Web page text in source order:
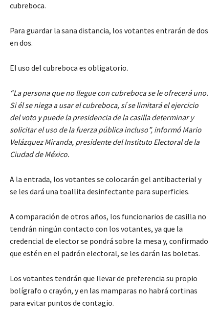
cubreboca.
Para guardar la sana distancia, los votantes entrarán de dos
en dos.
El uso del cubreboca es obligatorio.
“La persona que no llegue con cubreboca se le ofrecerá uno.
Si él se niega a usar el cubreboca, sí se limitará el ejercicio
del voto y puede la presidencia de la casilla determinar y
solicitar el uso de la fuerza pública incluso”, informó Mario
Velázquez Miranda, presidente del Instituto Electoral de la
Ciudad de México.
A la entrada, los votantes se colocarán gel antibacterial y
se les dará una toallita desinfectante para superficies.
A comparación de otros años, los funcionarios de casilla no
tendrán ningún contacto con los votantes, ya que la
credencial de elector se pondrá sobre la mesa y, confirmado
que estén en el padrón electoral, se les darán las boletas.
Los votantes tendrán que llevar de preferencia su propio
bolígrafo o crayón, y en las mamparas no habrá cortinas
para evitar puntos de contagio.